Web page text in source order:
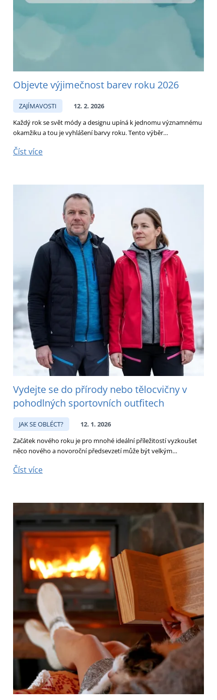
Objevte výjimečnost barev roku 2026
ZAJÍMAVOSTI
12. 2. 2026
Každý rok se svět módy a designu upíná k jednomu významnému
okamžiku a tou je vyhlášení barvy roku. Tento výběr…
Číst více
Vydejte se do přírody nebo tělocvičny v
pohodlných sportovních outfitech
JAK SE OBLÉCT?
12. 1. 2026
Začátek nového roku je pro mnohé ideální příležitostí vyzkoušet
něco nového a novoroční předsevzetí může být velkým…
Číst více